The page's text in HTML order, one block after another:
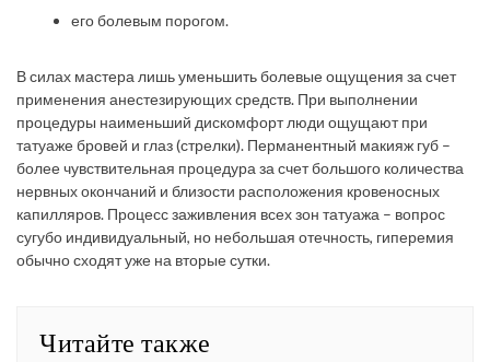
его болевым порогом.
В силах мастера лишь уменьшить болевые ощущения за счет
применения анестезирующих средств. При выполнении
процедуры наименьший дискомфорт люди ощущают при
татуаже бровей и глаз (стрелки). Перманентный макияж губ –
более чувствительная процедура за счет большого количества
нервных окончаний и близости расположения кровеносных
капилляров. Процесс заживления всех зон татуажа – вопрос
сугубо индивидуальный, но небольшая отечность, гиперемия
обычно сходят уже на вторые сутки.
Читайте также